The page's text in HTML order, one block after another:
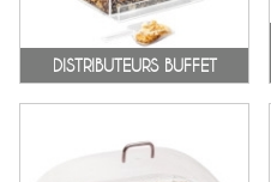
DISTRIBUTEURS BUFFET